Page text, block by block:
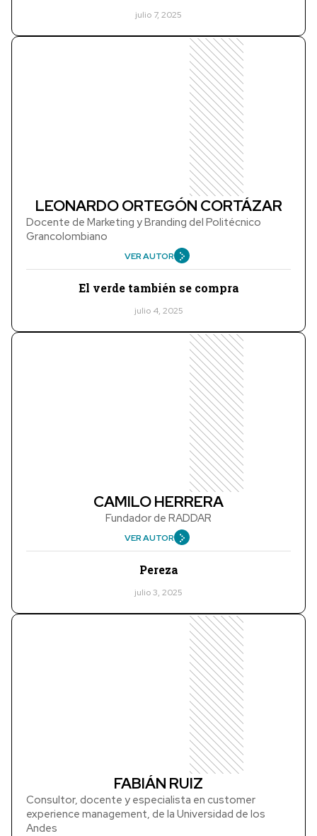
julio 7, 2025
LEONARDO ORTEGÓN CORTÁZAR
Docente de Marketing y Branding del Politécnico
Grancolombiano
VER AUTOR
El verde también se compra
julio 4, 2025
CAMILO HERRERA
Fundador de RADDAR
VER AUTOR
Pereza
julio 3, 2025
FABIÁN RUIZ
Consultor, docente y especialista en customer
experience management, de la Universidad de los
Andes